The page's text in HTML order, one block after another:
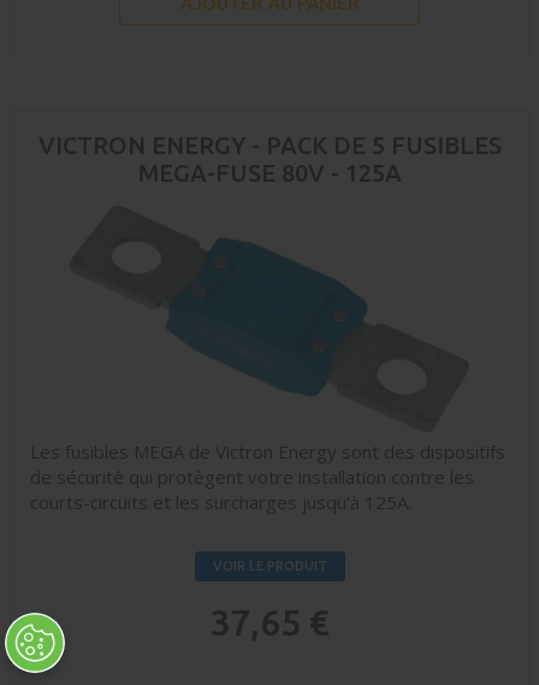
VICTRON ENERGY - PACK DE 5 FUSIBLES
MEGA-FUSE 80V - 125A
Les fusibles MEGA de Victron Energy sont des dispositifs
de sécurité qui protègent votre installation contre les
courts-circuits et les surcharges jusqu'à 125A.
VOIR LE PRODUIT
37,65 €